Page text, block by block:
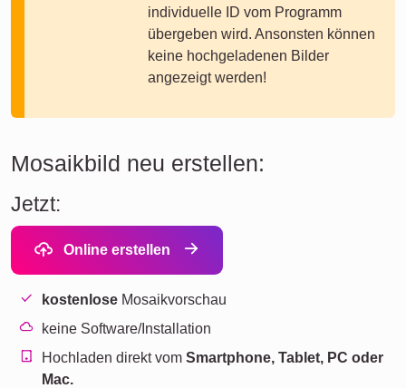
individuelle ID vom Programm
übergeben wird. Ansonsten können
keine hochgeladenen Bilder
angezeigt werden!
Mosaikbild neu erstellen:
Jetzt:
Online erstellen
kostenlose Mosaikvorschau
keine Software/Installation
Hochladen direkt vomSmartphone, Tablet, PC oder
Mac.